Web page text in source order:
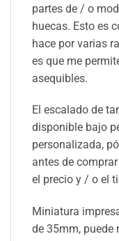
partes de / o
huecas. Esto es
hace por varias
es que me
asequibles.
El escalado de
disponible bajo
personalizada,
antes de
el precio y / o el
Miniatura
de 35mm, puede